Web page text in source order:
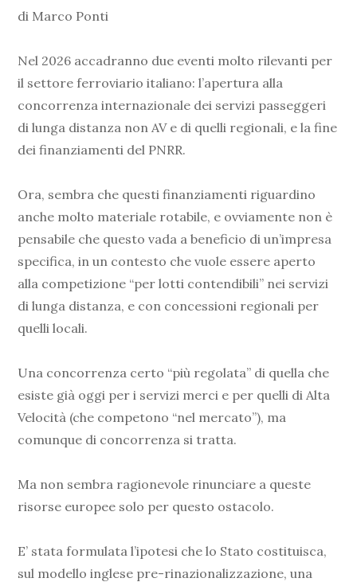
di Marco Ponti
Nel 2026 accadranno due eventi molto rilevanti per
il settore ferroviario italiano: l’apertura alla
concorrenza internazionale dei servizi passeggeri
di lunga distanza non AV e di quelli regionali, e la fine
dei finanziamenti del PNRR.
Ora, sembra che questi finanziamenti riguardino
anche molto materiale rotabile, e ovviamente non è
pensabile che questo vada a beneficio di un’impresa
specifica, in un contesto che vuole essere aperto
alla competizione “per lotti contendibili” nei servizi
di lunga distanza, e con concessioni regionali per
quelli locali.
Una concorrenza certo “più regolata” di quella che
esiste già oggi per i servizi merci e per quelli di Alta
Velocità (che competono “nel mercato”), ma
comunque di concorrenza si tratta.
Ma non sembra ragionevole rinunciare a queste
risorse europee solo per questo ostacolo.
E’ stata formulata l’ipotesi che lo Stato costituisca,
sul modello inglese pre-rinazionalizzazione, una